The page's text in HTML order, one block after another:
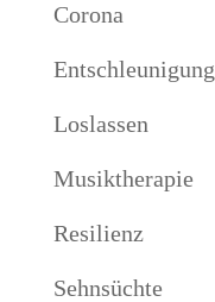
Corona
Entschleunigung
Loslassen
Musiktherapie
Resilienz
Sehnsüchte